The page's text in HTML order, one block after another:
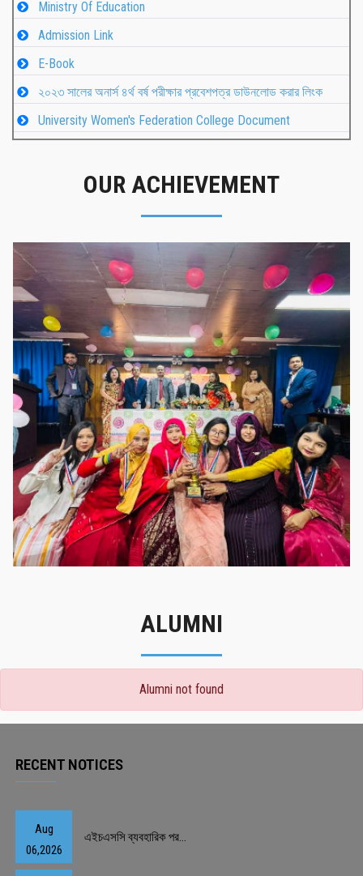
Ministry Of Education
Admission Link
E-Book
২০২৩ সালের অনার্স ৪র্থ বর্ষ পরীক্ষার প্রবেশপত্র ডাউনলোড করার লিংক
University Women's Federation College Document
OUR ACHIEVEMENT
গৌরবের মুহূর্ত
গৌরবের মুহূর্ত
ALUMNI
Alumni not found
RECENT NOTICES
Aug
06,2026
এইচএসসি ব্যবহারিক পর...